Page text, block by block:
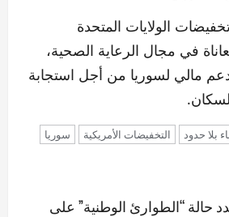
الولايات المتحدة
في مجال الرعاية الصحية،
مالي لسوريا من أجل استجابة
بلا حدود التخفيضات الأمريكية سوريا
حالة “الطوارئ الوطنية” على